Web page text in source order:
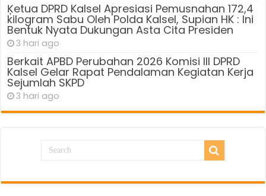
Ķetua DPRD Kalsel Apresiasi Pemusnahan 172,4
kilogram Sabu Oleh Polda Kalsel, Supian HK : Ini
Bentuk Nyata Dukungan Asta Cita Presiden
3 hari ago
Berkait APBD Perubahan 2026 Komisi III DPRD
Kalsel Gelar Rapat Pendalaman Kegiatan Kerja
Sejumlah SKPD
3 hari ago